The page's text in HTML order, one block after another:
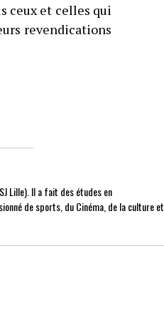
ceux et celles qui
revendications
Lille). Il a fait des études en
de sports, du Cinéma, de la culture